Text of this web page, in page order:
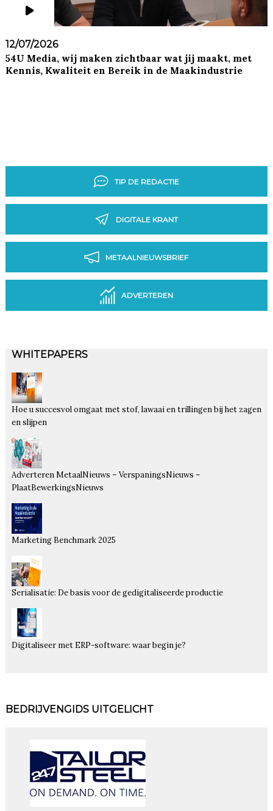
12/07/2026
54U Media, wij maken zichtbaar wat jij maakt, met
Kennis, Kwaliteit en Bereik in de Maakindustrie
TIP DE REDACTIE
DIGITALE KRANT
METAALNIEUWSBRIEF
ADVERTEREN
WHITEPAPERS
Hoe u succesvol omgaat met stof, lawaai en trillingen bij het zagen
en slijpen
Adverteren MetaalNieuws – VerspaningsNieuws –
PlaatBewerkingsNieuws
Marketing Benchmark 2025
Serialisatie: De basis voor de gedigitaliseerde productie
Digitaliseer met ERP-software: waar begin je?
BEDRIJVENGIDS UITGELICHT